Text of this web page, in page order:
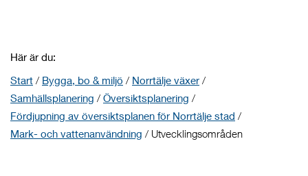
Här är du:
Start / Bygga, bo & miljö / Norrtälje växer /
Samhällsplanering / Översiktsplanering /
Fördjupning av översiktsplanen för Norrtälje stad /
Mark- och vattenanvändning / Utvecklingsområden